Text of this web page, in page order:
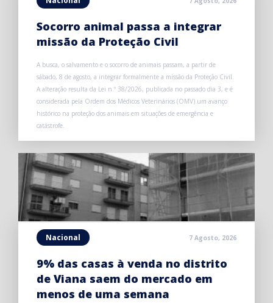
Socorro animal passa a integrar
missão da Proteção Civil
A busca, o salvamento e o socorro de animais passam, a partir de
sábado, 8 de agosto, a integrar formalmente a missão da Proteção Civil.
A alteração resulta da Lei n.º 38/2026, publicada no passado dia 3, e é
considerada pela Ordem dos Médicos Veterinários (OMV) um avanço
histórico na proteção dos animais em situações de emergência e
catástrofe.
Nacional 7 Agosto, 2026
9% das casas à venda no distrito
de Viana saem do mercado em
menos de uma semana